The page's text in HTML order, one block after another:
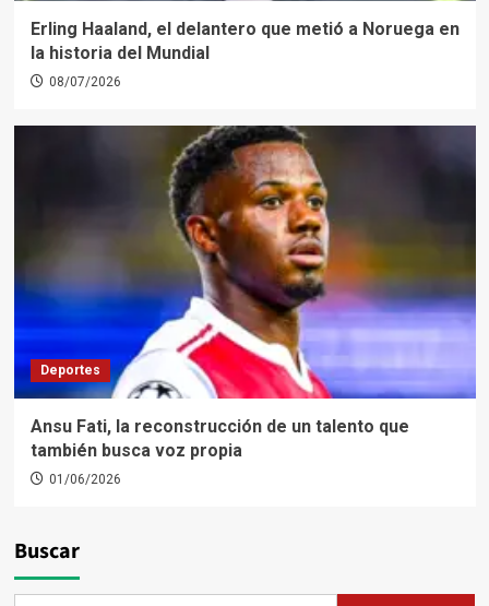
Erling Haaland, el delantero que metió a Noruega en
la historia del Mundial
08/07/2026
Deportes
Ansu Fati, la reconstrucción de un talento que
también busca voz propia
01/06/2026
Buscar